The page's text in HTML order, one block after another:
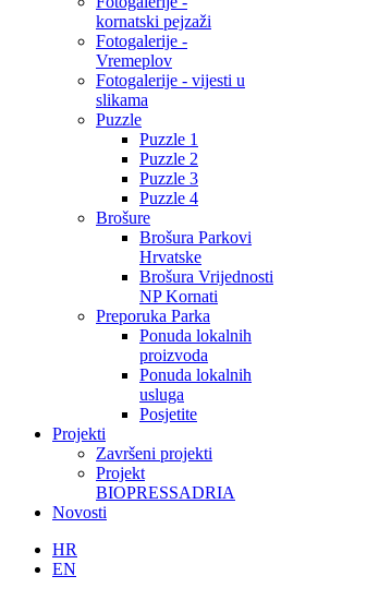
kornatski pejzaži
Fotogalerije -
Vremeplov
Fotogalerije - vijesti u
slikama
Puzzle
Puzzle 1
Puzzle 2
Puzzle 3
Puzzle 4
Brošure
Brošura Parkovi
Hrvatske
Brošura Vrijednosti
NP Kornati
Preporuka Parka
Ponuda lokalnih
proizvoda
Ponuda lokalnih
usluga
Posjetite
Projekti
Završeni projekti
Projekt
BIOPRESSADRIA
Novosti
HR
EN